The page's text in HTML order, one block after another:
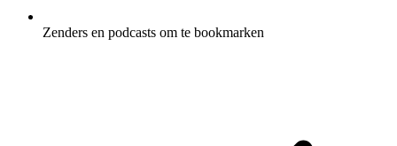
Zenders en podcasts om te bookmarken